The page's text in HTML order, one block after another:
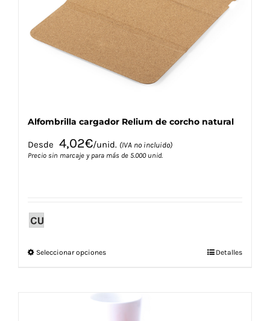
pueden
elegir
en
la
página
de
producto
Alfombrilla cargador Relium de corcho natural
Desde 4,02€/unid. (IVA no incluido)
Precio sin marcaje y para más de 5.000 unid.
Seleccionar opcionesEste
múltiples
variantes.
Detalles